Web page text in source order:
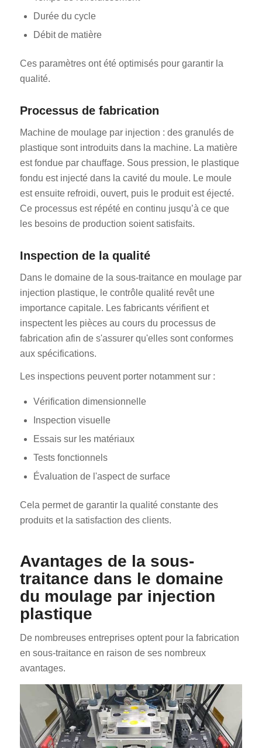
Durée du cycle
Débit de matière
Ces paramètres ont été optimisés pour garantir la
qualité.
Processus de fabrication
Machine de moulage par injection : des granulés de
plastique sont introduits dans la machine. La matière
est fondue par chauffage. Sous pression, le plastique
fondu est injecté dans la cavité du moule. Le moule
est ensuite refroidi, ouvert, puis le produit est éjecté.
Ce processus est répété en continu jusqu’à ce que
les besoins de production soient satisfaits.
Inspection de la qualité
Dans le domaine de la sous-traitance en moulage par
injection plastique, le contrôle qualité revêt une
importance capitale. Les fabricants vérifient et
inspectent les pièces au cours du processus de
fabrication afin de s'assurer qu'elles sont conformes
aux spécifications.
Les inspections peuvent porter notamment sur :
Vérification dimensionnelle
Inspection visuelle
Essais sur les matériaux
Tests fonctionnels
Évaluation de l'aspect de surface
Cela permet de garantir la qualité constante des
produits et la satisfaction des clients.
Avantages de la sous-
traitance dans le domaine
du moulage par injection
plastique
De nombreuses entreprises optent pour la fabrication
en sous-traitance en raison de ses nombreux
avantages.